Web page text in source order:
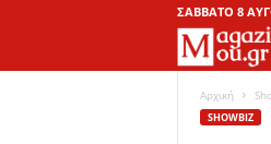
ΣΆΒΒΑΤΟ 8
Αρχική
SHOWBIZ